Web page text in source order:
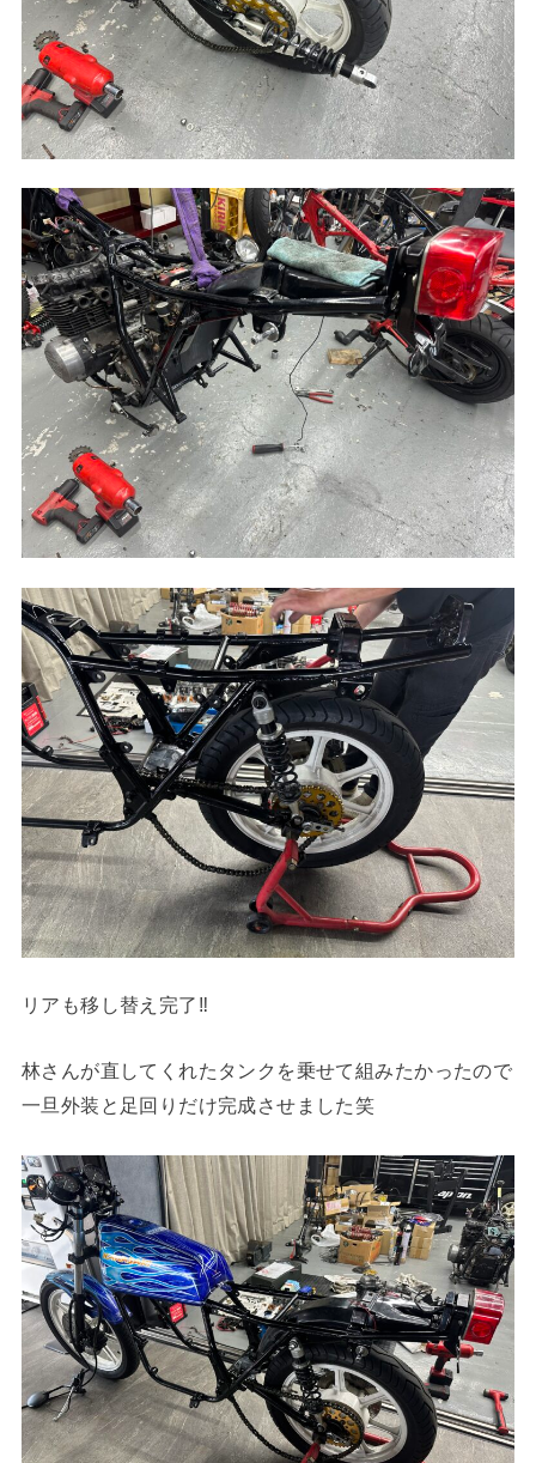
リアも移し替え完了‼︎
林さんが直してくれたタンクを乗せて組みたかったので
一旦外装と足回りだけ完成させました笑